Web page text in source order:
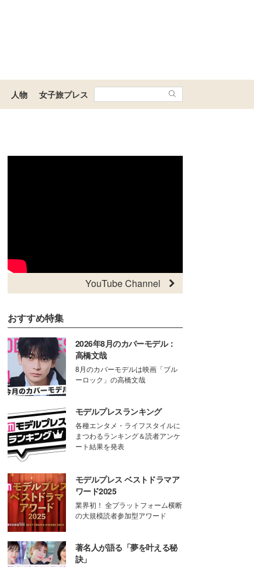
人物 女子旅プレス
YouTube Channel
おすすめ特集
2026年8月のカバーモデル：
高橋文哉
8月のカバーモデルは映画「ブル
ーロック」の高橋文哉
モデルプレスランキング
各種エンタメ・ライフスタイルに
まつわるランキング＆読者アンケ
ート結果を発表
モデルプレス ベストドラマア
ワード2025
業界初！ 全プラットフォーム横断
の大規模読者参加型アワード
著名人が語る「夢を叶える秘
訣」